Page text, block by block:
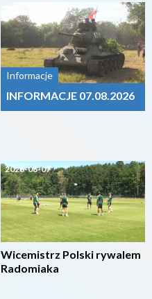
Informacje
INFORMACJE 07.08.2026
2026-08-07
Wicemistrz Polski rywalem
Radomiaka